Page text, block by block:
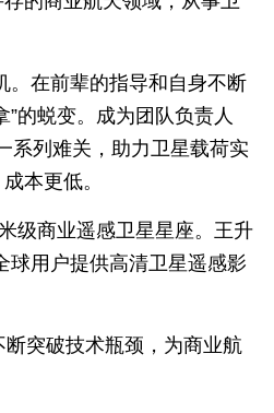
。在前辈的指导和自身不断
的蜕变。成为团队负责人
系列难关，助力卫星载荷实
本更低。
级商业遥感卫星星座。王升
球用户提供高清卫星遥感影
断突破技术瓶颈，为商业航